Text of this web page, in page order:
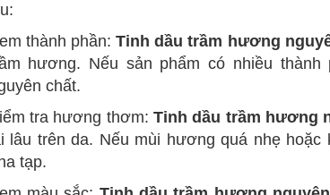
thành phần:Tinh dầu trầm hương
hương. Nếu sản phẩm có nhiều
chất.
tra hương thơm: Tinh dầu trầm hương
lâu trên da. Nếu mùi hương quá nhẹ
tạp.